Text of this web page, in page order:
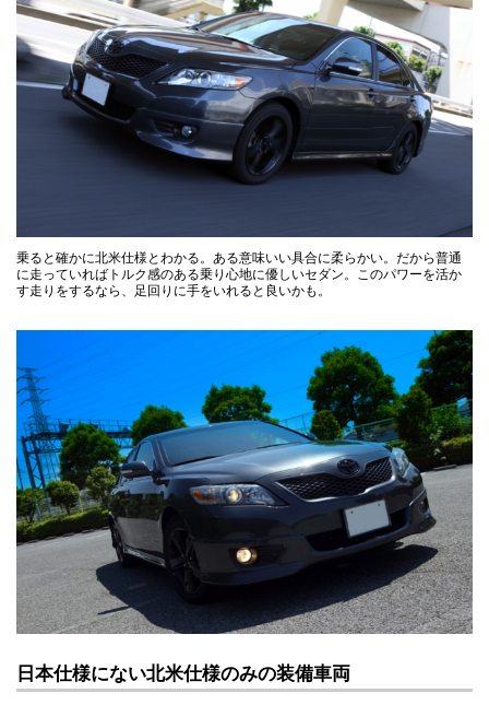
乗ると確かに北米仕様とわかる。ある意味いい具合に柔らかい。だから普通
に走っていればトルク感のある乗り心地に優しいセダン。このパワーを活か
す走りをするなら、足回りに手をいれると良いかも。
日本仕様にない北米仕様のみの装備車両